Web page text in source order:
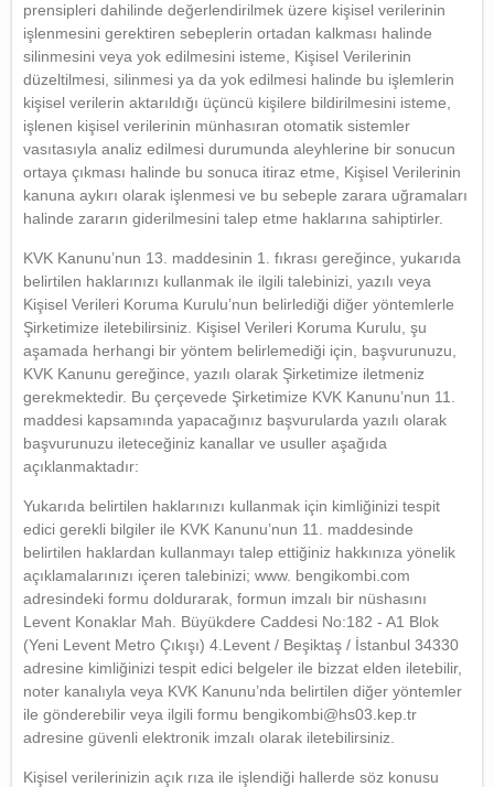
prensipleri dahilinde değerlendirilmek üzere kişisel verilerinin
işlenmesini gerektiren sebeplerin ortadan kalkması halinde
silinmesini veya yok edilmesini isteme, Kişisel Verilerinin
düzeltilmesi, silinmesi ya da yok edilmesi halinde bu işlemlerin
kişisel verilerin aktarıldığı üçüncü kişilere bildirilmesini isteme,
işlenen kişisel verilerinin münhasıran otomatik sistemler
vasıtasıyla analiz edilmesi durumunda aleyhlerine bir sonucun
ortaya çıkması halinde bu sonuca itiraz etme, Kişisel Verilerinin
kanuna aykırı olarak işlenmesi ve bu sebeple zarara uğramaları
halinde zararın giderilmesini talep etme haklarına sahiptirler.
KVK Kanunu’nun 13. maddesinin 1. fıkrası gereğince, yukarıda
belirtilen haklarınızı kullanmak ile ilgili talebinizi, yazılı veya
Kişisel Verileri Koruma Kurulu’nun belirlediği diğer yöntemlerle
Şirketimize iletebilirsiniz. Kişisel Verileri Koruma Kurulu, şu
aşamada herhangi bir yöntem belirlemediği için, başvurunuzu,
KVK Kanunu gereğince, yazılı olarak Şirketimize iletmeniz
gerekmektedir. Bu çerçevede Şirketimize KVK Kanunu’nun 11.
maddesi kapsamında yapacağınız başvurularda yazılı olarak
başvurunuzu ileteceğiniz kanallar ve usuller aşağıda
açıklanmaktadır:
Yukarıda belirtilen haklarınızı kullanmak için kimliğinizi tespit
edici gerekli bilgiler ile KVK Kanunu’nun 11. maddesinde
belirtilen haklardan kullanmayı talep ettiğiniz hakkınıza yönelik
açıklamalarınızı içeren talebinizi; www. bengikombi.com
adresindeki formu doldurarak, formun imzalı bir nüshasını
Levent Konaklar Mah. Büyükdere Caddesi No:182 - A1 Blok
(Yeni Levent Metro Çıkışı) 4.Levent / Beşiktaş / İstanbul 34330
adresine kimliğinizi tespit edici belgeler ile bizzat elden iletebilir,
noter kanalıyla veya KVK Kanunu’nda belirtilen diğer yöntemler
ile gönderebilir veya ilgili formu bengikombi@hs03.kep.tr
adresine güvenli elektronik imzalı olarak iletebilirsiniz.
Kişisel verilerinizin açık rıza ile işlendiği hallerde söz konusu